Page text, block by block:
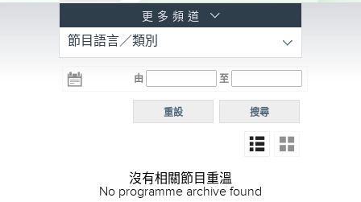
R3
電台 電台
R5
電台
普通
更多頻道
節目語言／類別
由 至
搜尋
重設
沒有相關節目重溫
No programme archive found